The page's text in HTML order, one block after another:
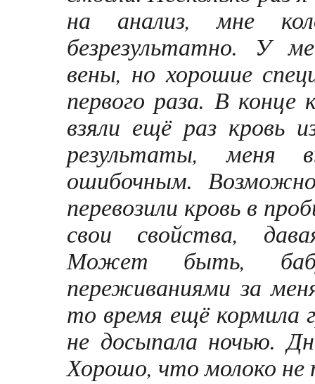
на анализ, мне
безрезультатно. У
вены, но хорошие
первого раза. В
взяли ещё раз кровь
результаты, меня
ошибочным.
перевозили кровь в
свои свойства,
Может быть,
переживаниями за
то время ещё кормила
не досыпала ночью.
Хорошо, что молоко не